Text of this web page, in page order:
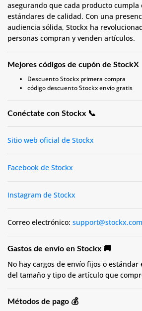
asegurando que cada producto cumpla
estándares de calidad. Con una
audiencia sólida, Stockx ha
personas compran y venden artículos.
Mejores códigos de cupón de StockX
Descuento Stockx primera compra
código descuento Stockx envío gratis
Conéctate con Stockx 📞
Sitio web oficial de Stockx
Facebook de Stockx
Instagram de Stockx
Correo electrónico: support@stockx.com
Gastos de envío en Stockx 🚚
No hay cargos de envío fijos o estándar
del tamaño y tipo de artículo que
Métodos de pago 💰